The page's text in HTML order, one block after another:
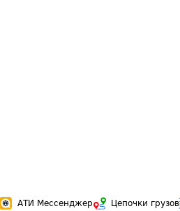
АТИ Мессенджер Цепочки грузов